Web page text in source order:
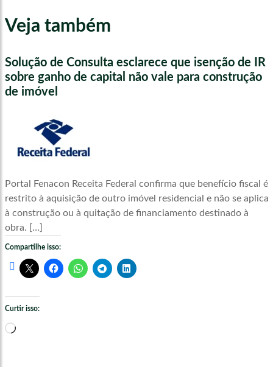
Veja também
Solução de Consulta esclarece que isenção de IR
sobre ganho de capital não vale para construção
de imóvel
Portal Fenacon Receita Federal confirma que benefício fiscal é
restrito à aquisição de outro imóvel residencial e não se aplica
à construção ou à quitação de financiamento destinado à
obra. […]
Compartilhe isso:
Curtir isso:
Carregando...